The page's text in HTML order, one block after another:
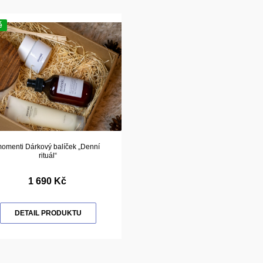
Dárkový balíček „Denní
rituál“
1 690 Kč
DETAIL PRODUKTU